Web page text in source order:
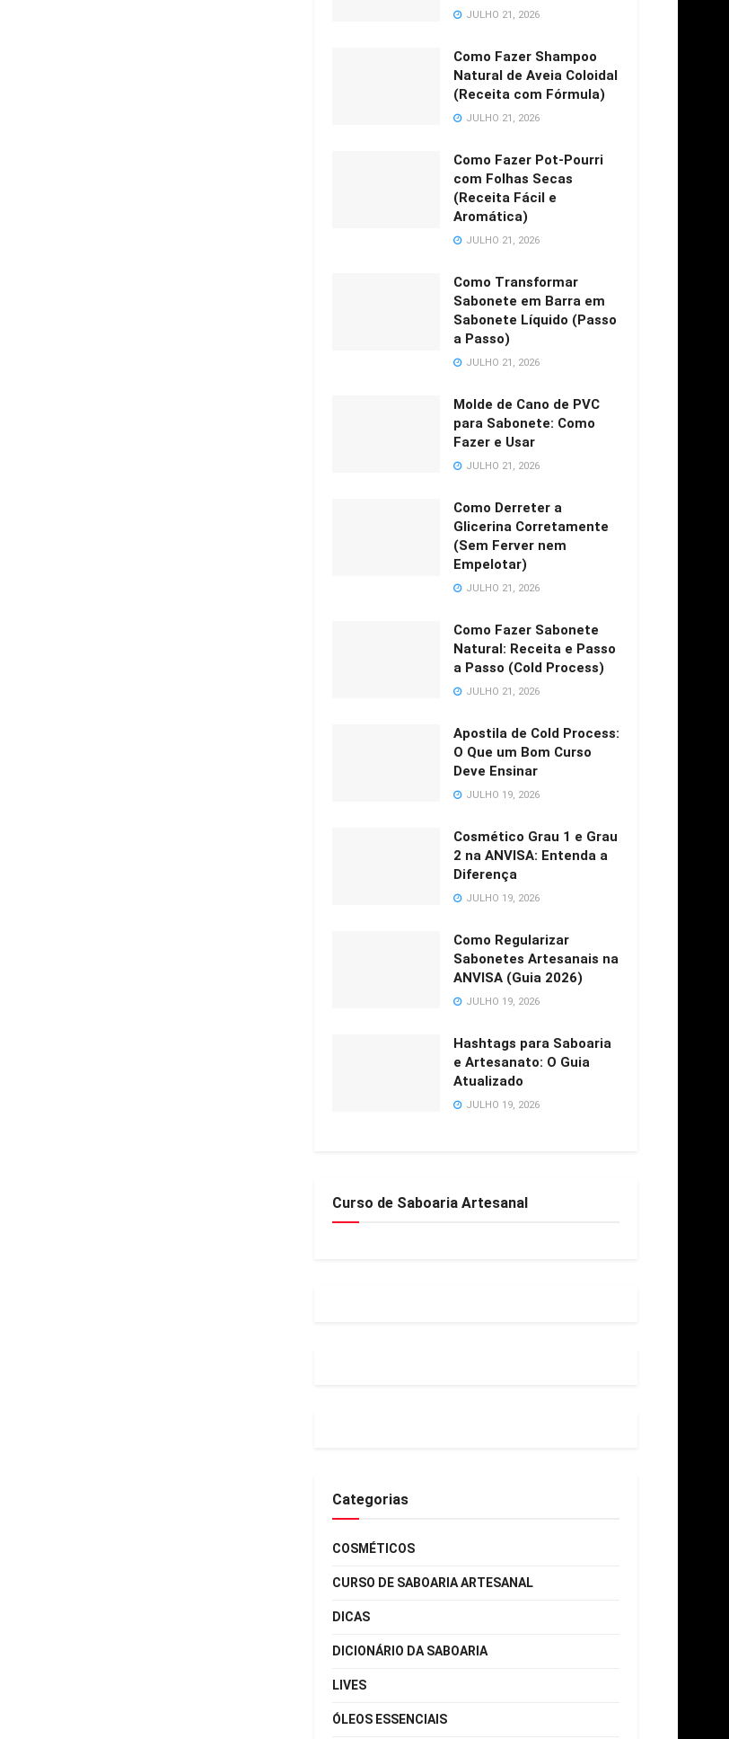
JULHO 21, 2026
Como Fazer Shampoo
Natural de Aveia Coloidal
(Receita com Fórmula)
JULHO 21, 2026
Como Fazer Pot-Pourri
com Folhas Secas
(Receita Fácil e
Aromática)
JULHO 21, 2026
Como Transformar
Sabonete em Barra em
Sabonete Líquido (Passo
a Passo)
JULHO 21, 2026
Molde de Cano de PVC
para Sabonete: Como
Fazer e Usar
JULHO 21, 2026
Como Derreter a
Glicerina Corretamente
(Sem Ferver nem
Empelotar)
JULHO 21, 2026
Como Fazer Sabonete
Natural: Receita e Passo
a Passo (Cold Process)
JULHO 21, 2026
Apostila de Cold Process:
O Que um Bom Curso
Deve Ensinar
JULHO 19, 2026
Cosmético Grau 1 e Grau
2 na ANVISA: Entenda a
Diferença
JULHO 19, 2026
Como Regularizar
Sabonetes Artesanais na
ANVISA (Guia 2026)
JULHO 19, 2026
Hashtags para Saboaria
e Artesanato: O Guia
Atualizado
JULHO 19, 2026
Curso de Saboaria Artesanal
Categorias
COSMÉTICOS
CURSO DE SABOARIA ARTESANAL
DICAS
DICIONÁRIO DA SABOARIA
LIVES
ÓLEOS ESSENCIAIS